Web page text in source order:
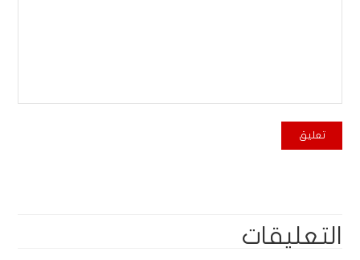
التعليقات